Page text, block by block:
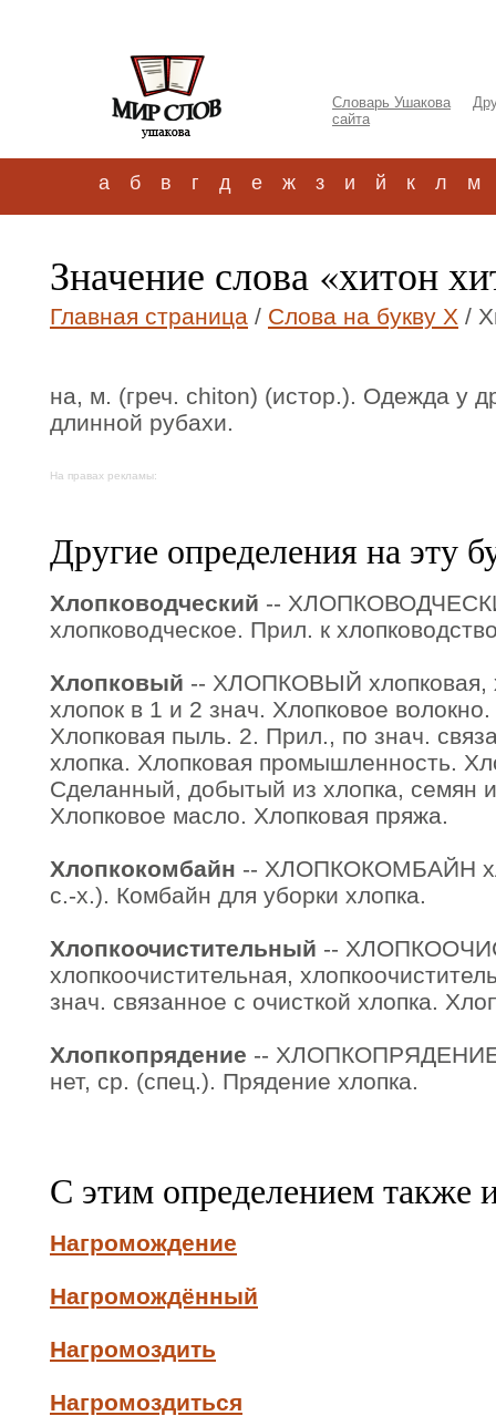
Словарь Ушакова
сайта
а б в г д е ж з и й к л м
Значение слова «хитон
Главная страница / Слова на букву Х /
на, м. (греч. chiton) (истор.). Одежда у
длинной рубахи.
На правах рекламы:
Другие определения на эту
Хлопководческий --
хлопководческое. Прил. к
Хлопковый -- ХЛОПКОВЫЙ хлопковая,
хлопок в 1 и 2 знач. Хлопковое
Хлопковая пыль. 2. Прил., по знач.
хлопка. Хлопковая промышленность.
Сделанный, добытый из хлопка, семян
Хлопковое масло. Хлопковая пряжа.
Хлопкокомбайн -- ХЛОПКОКОМБАЙН
с.-х.). Комбайн для уборки хлопка.
Хлопкоочистительный --
хлопкоочистительная,
знач. связанное с очисткой хлопка.
Хлопкопрядение -- ХЛОПКОПРЯДЕНИЕ
нет, ср. (спец.). Прядение хлопка.
С этим определением также
Нагромождение
Нагромождённый
Нагромоздить
Нагромоздиться